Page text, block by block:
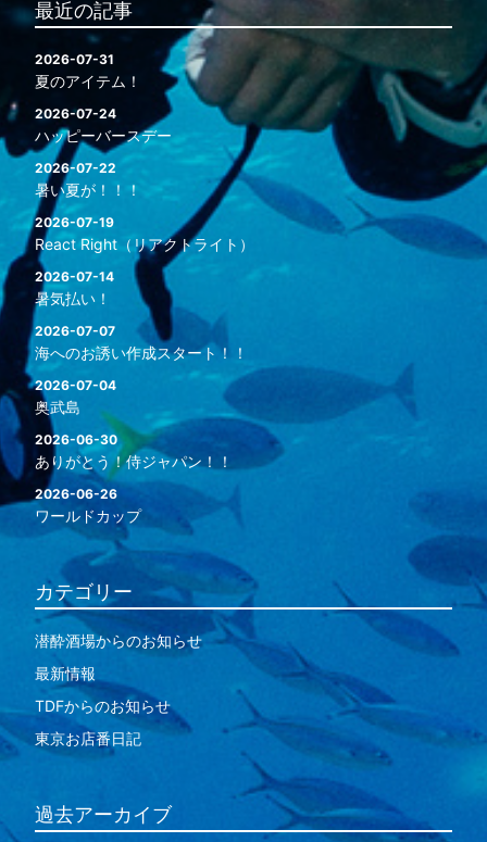
最近の記事
2026-07-31
夏のアイテム！
2026-07-24
ハッピーバースデー
2026-07-22
暑い夏が！！！
2026-07-19
React Right（リアクトライト）
2026-07-14
暑気払い！
2026-07-07
海へのお誘い作成スタート！！
2026-07-04
奥武島
2026-06-30
ありがとう！侍ジャパン！！
2026-06-26
ワールドカップ
カテゴリー
潜酔酒場からのお知らせ
最新情報
TDFからのお知らせ
東京お店番日記
過去アーカイブ